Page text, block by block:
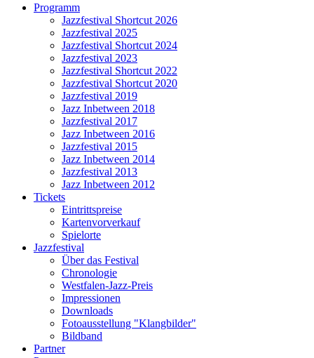
Programm
Jazzfestival Shortcut 2026
Jazzfestival 2025
Jazzfestival Shortcut 2024
Jazzfestival 2023
Jazzfestival Shortcut 2022
Jazzfestival Shortcut 2020
Jazzfestival 2019
Jazz Inbetween 2018
Jazzfestival 2017
Jazz Inbetween 2016
Jazzfestival 2015
Jazz Inbetween 2014
Jazzfestival 2013
Jazz Inbetween 2012
Tickets
Eintrittspreise
Kartenvorverkauf
Spielorte
Jazzfestival
Über das Festival
Chronologie
Westfalen-Jazz-Preis
Impressionen
Downloads
Fotoausstellung "Klangbilder"
Bildband
Partner